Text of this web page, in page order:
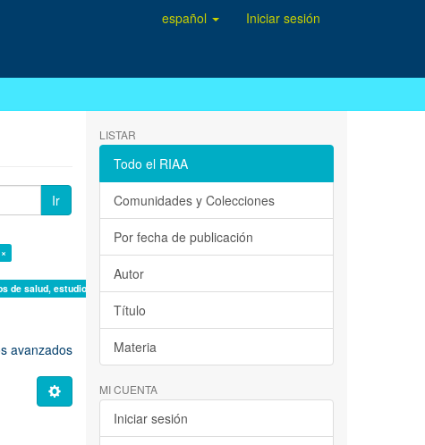
español Iniciar sesión
Ir
de salud, estudio de casos ×
avanzados
LISTAR
Todo el RIAA
Comunidades y Colecciones
Por fecha de publicación
Autor
Título
Materia
MI CUENTA
Iniciar sesión